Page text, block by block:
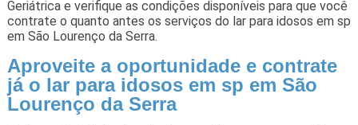
Geriátrica e verifique as condições disponíveis para que você
contrate o quanto antes os serviços do lar para idosos em sp
em São Lourenço da Serra.
Aproveite a oportunidade e contrate
já o lar para idosos em sp em São
Lourenço da Serra